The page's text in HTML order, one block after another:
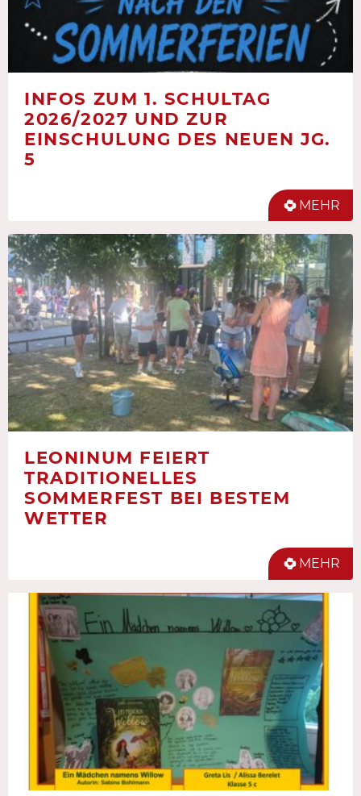
INFOS ZUM 1. SCHULTAG
2026/2027 UND ZUR
EINSCHULUNG DES NEUEN JG.
5
MEHR
LEONINUM FEIERT
TRADITIONELLES
SOMMERFEST BEI BESTEM
WETTER
MEHR